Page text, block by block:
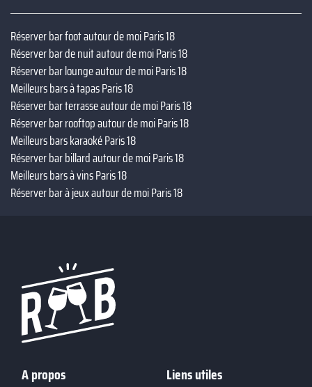
Réserver bar foot autour de moi Paris 18
Réserver bar de nuit autour de moi Paris 18
Réserver bar lounge autour de moi Paris 18
Meilleurs bars à tapas Paris 18
Réserver bar terrasse autour de moi Paris 18
Réserver bar rooftop autour de moi Paris 18
Meilleurs bars karaoké Paris 18
Réserver bar billard autour de moi Paris 18
Meilleurs bars à vins Paris 18
Réserver bar à jeux autour de moi Paris 18
A propos Liens utiles